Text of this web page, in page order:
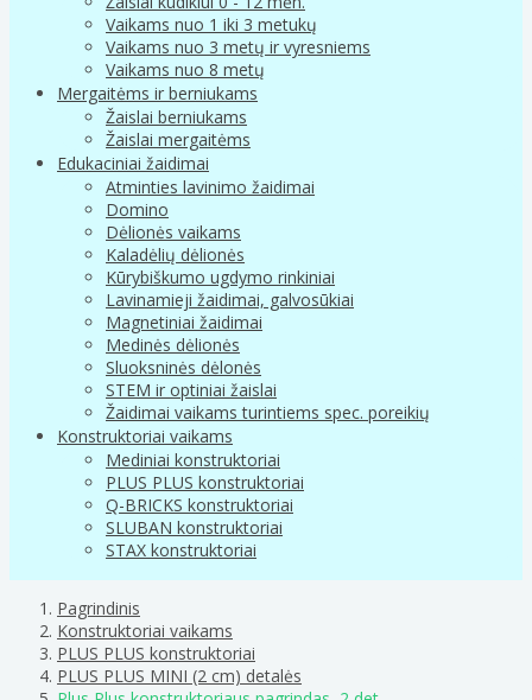
Vaikams nuo 1 iki 3 metukų
Vaikams nuo 3 metų ir vyresniems
Vaikams nuo 8 metų
Mergaitėms ir berniukams
Žaislai berniukams
Žaislai mergaitėms
Edukaciniai žaidimai
Atminties lavinimo žaidimai
Domino
Dėlionės vaikams
Kaladėlių dėlionės
Kūrybiškumo ugdymo rinkiniai
Lavinamieji žaidimai, galvosūkiai
Magnetiniai žaidimai
Medinės dėlionės
Sluoksninės dėlonės
STEM ir optiniai žaislai
Žaidimai vaikams turintiems spec. poreikių
Konstruktoriai vaikams
Mediniai konstruktoriai
PLUS PLUS konstruktoriai
Q-BRICKS konstruktoriai
SLUBAN konstruktoriai
STAX konstruktoriai
Pagrindinis
Konstruktoriai vaikams
PLUS PLUS konstruktoriai
PLUS PLUS MINI (2 cm) detalės